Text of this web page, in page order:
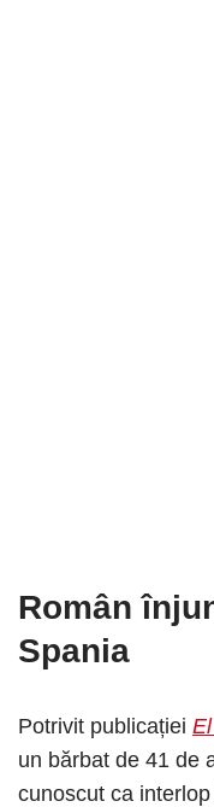
Român
Spania
Potrivit publicației
un bărbat de 41 de
cunoscut ca